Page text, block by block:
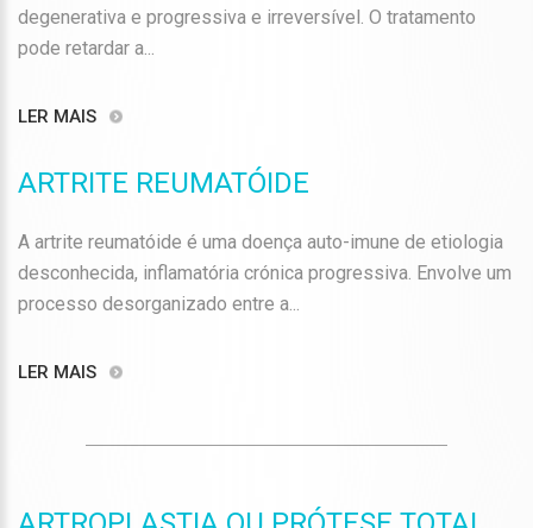
degenerativa e progressiva e irreversível. O tratamento
pode retardar a...
LER MAIS
ARTRITE REUMATÓIDE
A artrite reumatóide é uma doença auto-imune de etiologia
desconhecida, inflamatória crónica progressiva. Envolve um
processo desorganizado entre a...
LER MAIS